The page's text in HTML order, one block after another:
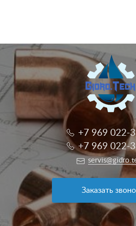
+7 969 022-
+7 969 022-
Заказать